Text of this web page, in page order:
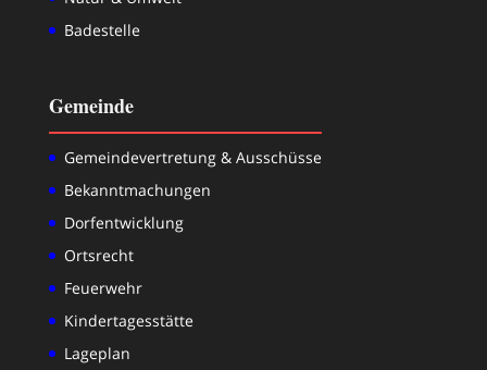
Badestelle
Gemeinde
Gemeindevertretung & Ausschüsse
Bekanntmachungen
Dorfentwicklung
Ortsrecht
Feuerwehr
Kindertagesstätte
Lageplan